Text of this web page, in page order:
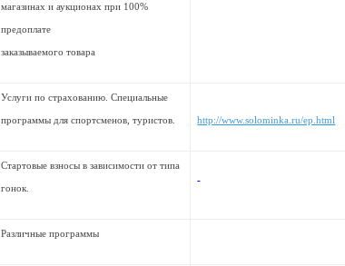
магазинах и аукционах при 100%
предоплате
заказываемого товара
Услуги по страхованию. Специальные
программы для спортсменов, туристов. http://www.solominka.ru/ep.html
Стартовые взносы в зависимости от типа
гонок.
Различные программы